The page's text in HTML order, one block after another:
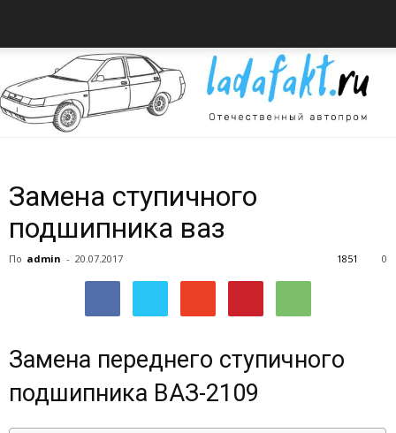
Замена ступичного
подшипника ваз
По admin - 20.07.2017 0
1851
Замена переднего ступичного
подшипника ВАЗ-2109